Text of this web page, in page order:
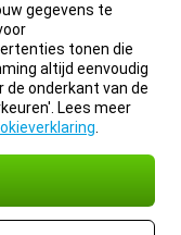
gegevens te
tonen die
altijd eenvoudig
de onderkant van de
Lees meer